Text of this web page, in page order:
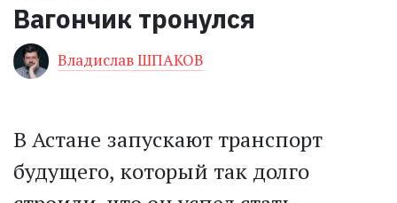
Вагончик тронулся
Владислав ШПАКОВ
В Астане запускают транспорт
будущего, который так долго